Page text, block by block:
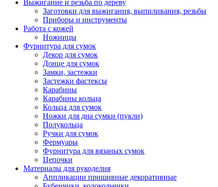
Выжигание и резьба по дереву
Заготовки для выжигания, выпиливания, резьбы
Приборы и инструменты
Работа с кожей
Ножницы
Фурнитура для сумок
Декор для сумок
Донце для сумок
Замки, застежки
Застежки фастексы
Карабины
Карабины кольца
Кольца для сумок
Ножки для дна сумки (пукли)
Полукольца
Ручки для сумок
Фермуары
Фурнитура для вязаных сумок
Цепочки
Материалы для рукоделия
Аппликации пришивные декоративные